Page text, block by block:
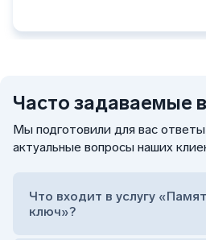
Часто задаваемые
Мы подготовили для вас
актуальные вопросы наших
Что входит в услугу
ключ»?